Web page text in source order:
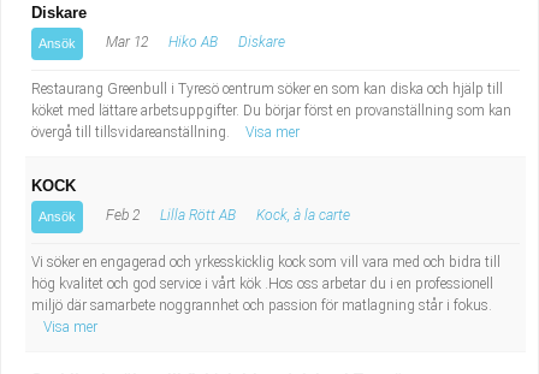
Diskare
Ansök Mar 12 Hiko AB Diskare
Restaurang Greenbull i Tyresö centrum söker en som kan diska och hjälp till
köket med lättare arbetsuppgifter. Du börjar först en provanställning som kan
övergå till tillsvidareanställning.
Visa mer
KOCK
Ansök Feb 2 Lilla Rött AB Kock, à la carte
Vi söker en engagerad och yrkesskicklig kock som vill vara med och bidra till
hög kvalitet och god service i vårt kök .Hos oss arbetar du i en professionell
miljö där samarbete noggrannhet och passion för matlagning står i fokus.
Visa mer